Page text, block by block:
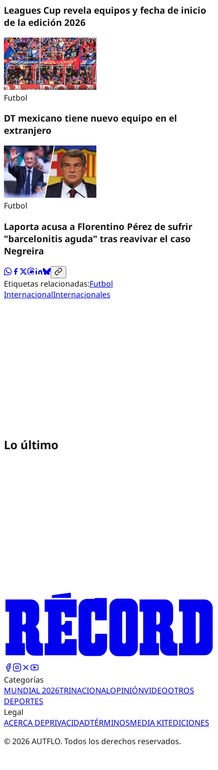
Leagues Cup revela equipos y fecha de inicio
de la edición 2026
Futbol
DT mexicano tiene nuevo equipo en el
extranjero
Futbol
Laporta acusa a Florentino Pérez de sufrir
"barcelonitis aguda" tras reavivar el caso
Negreira
Etiquetas relacionadas:Futbol
InternacionalInternacionales
Lo último
Categorías
MUNDIAL 2026TRINACIONALOPINIÓNVIDEOOTROS
DEPORTES
Legal
ACERCA DEPRIVACIDADTÉRMINOSMEDIA KITEDICIONES
©2026AUTFLO. Todos los derechos reservados.